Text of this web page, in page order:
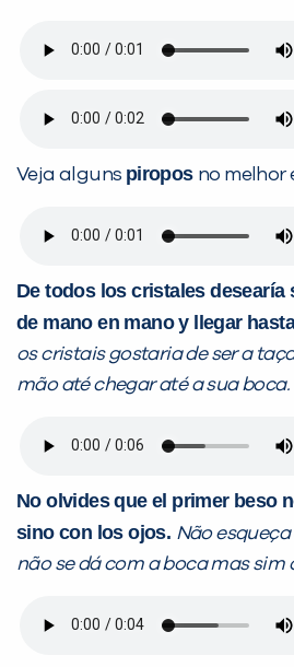
Veja alguns piropos no melhor
De todos los cristales desearía
de mano en mano y llegar
os cristais gostaria de ser a
mão até chegar até a sua boca.
No olvides que el primer beso
sino con los ojos. Não
não se dá com a boca mas sim